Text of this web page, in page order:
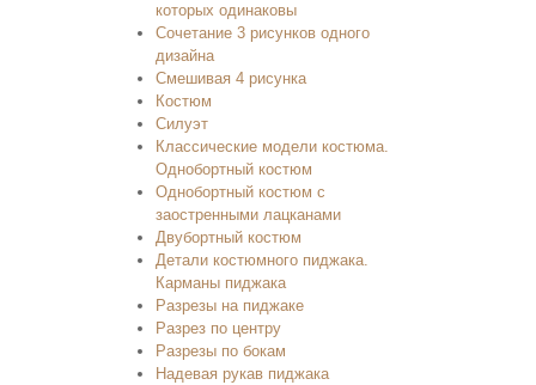
которых одинаковы
Сочетание 3 рисунков одного
дизайна
Смешивая 4 рисунка
Костюм
Силуэт
Классические модели костюма.
Однобортный костюм
Однобортный костюм с
заостренными лацканами
Двубортный костюм
Детали костюмного пиджака.
Карманы пиджака
Разрезы на пиджаке
Разрез по центру
Разрезы по бокам
Надевая рукав пиджака